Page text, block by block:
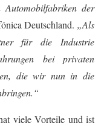
der
Deutschland. „Als
für die Industrie
bei privaten
die wir nun in die
viele Vorteile und ist